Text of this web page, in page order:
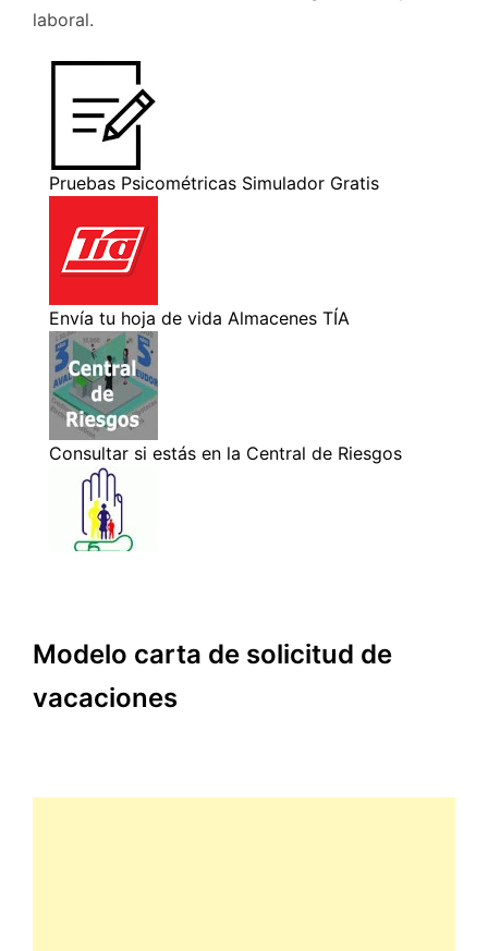
laboral.
Modelo carta de solicitud de
vacaciones